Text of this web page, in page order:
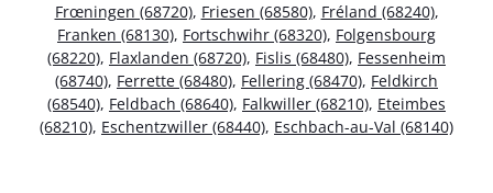
Frœningen (68720), Friesen (68580), Fréland (68240),
Franken (68130), Fortschwihr (68320), Folgensbourg
(68220), Flaxlanden (68720), Fislis (68480), Fessenheim
(68740), Ferrette (68480), Fellering (68470), Feldkirch
(68540), Feldbach (68640), Falkwiller (68210), Eteimbes
(68210), Eschentzwiller (68440), Eschbach-au-Val (68140)